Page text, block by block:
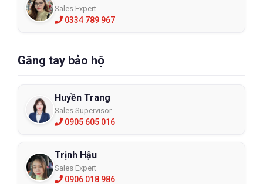
Sales Expert
0334 789 967
Găng tay bảo hộ
Huyền Trang
Sales Supervisor
0905 605 016
Trịnh Hậu
Sales Expert
0906 018 986